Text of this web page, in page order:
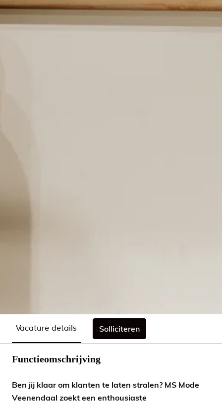
Vacature details Solliciteren
Functieomschrijving
Ben jij klaar om klanten te laten stralen? MS Mode
Veenendaal zoekt een enthousiaste